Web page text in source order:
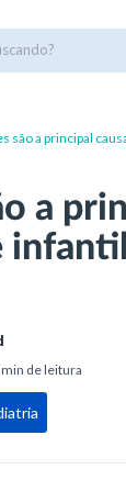
são a principal
a
infantil
de leitura